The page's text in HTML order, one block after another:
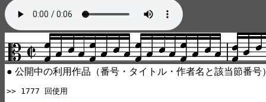
● 公開中の利用作品（番号・タイトル・作者名と該当節番号
>> 1777 回使用